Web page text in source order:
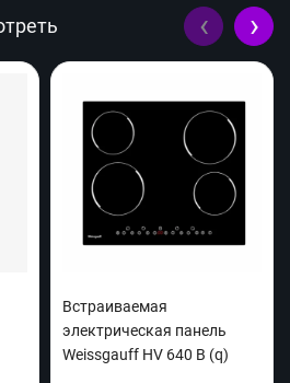
Встраиваемая
электрическая панель
Weissgauff HV 640 B (q)
‹ ›